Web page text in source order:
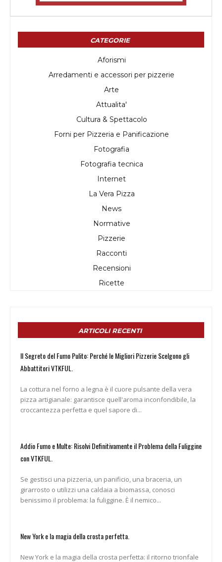
CATEGORIE
Aforismi
Arredamenti e accessori per pizzerie
Arte
Attualita'
Cultura & Spettacolo
Forni per Pizzeria e Panificazione
Fotografia
Fotografia tecnica
Internet
La Vera Pizza
News
Normative
Pizzerie
Racconti
Recensioni
Ricette
ARTICOLI RECENTI
Il Segreto del Fumo Pulito: Perché le Migliori Pizzerie Scelgono gli
Abbattitori VTKFUL.
La cottura nel forno a legna è il cuore pulsante della vera
pizza artigianale: garantisce quell'aroma inconfondibile, la
croccantezza perfetta e quel sapore di...
Addio Fumo e Multe: Risolvi Definitivamente il Problema della Fuliggine
con VTKFUL.
Se gestisci una pizzeria, un panificio, una braceria, un
girarrosto o utilizzi una caldaia a biomassa, conosci
benissimo il problema: la fuliggine. È il nemico...
New York e la magia della crosta perfetta.
New York e la magia della crosta perfetta: il ritorno trionfale